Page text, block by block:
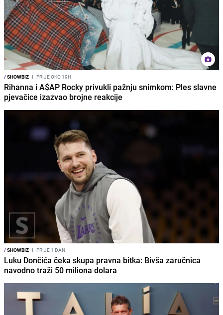
/SHOWBIZ I PRIJE OKO 19H
Rihanna i A$AP Rocky privukli pažnju snimkom: Ples slavne
pjevačice izazvao brojne reakcije
/SHOWBIZ I PRIJE 1 DAN
Luku Dončića čeka skupa pravna bitka: Bivša zaručnica
navodno traži 50 miliona dolara